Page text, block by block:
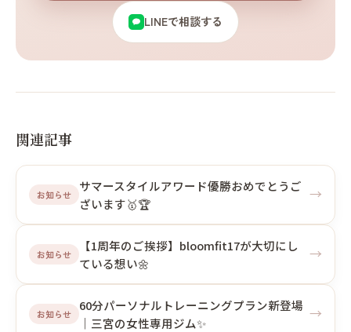
LINEで相談する
関連記事
お知らせ
サマースタイルアワード優勝おめでとうご
ざいます🥇🏆
→
お知らせ
【1周年のご挨拶】bloomfit17が大切にし
ている想い🌼
→
お知らせ
60分パーソナルトレーニングプラン新登場
｜三宮の女性専用ジム✨
→